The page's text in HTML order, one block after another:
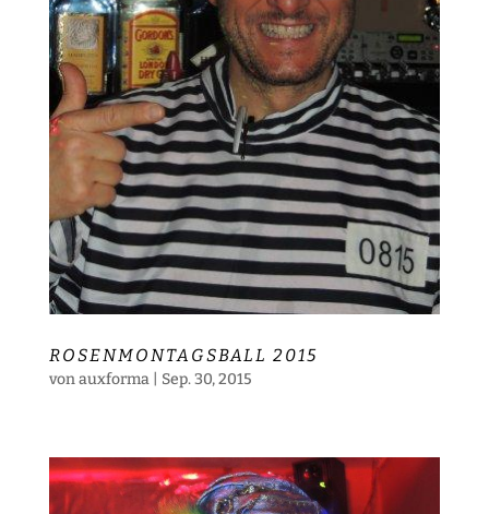
ROSENMONTAGSBALL 2015
vonauxforma| Sep. 30, 2015